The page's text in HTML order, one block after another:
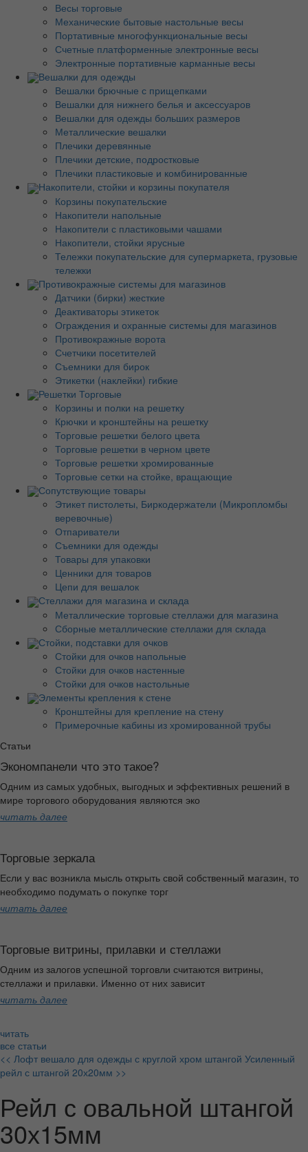
Весы торговые
Механические бытовые настольные весы
Портативные многофункциональные весы
Счетные платформенные электронные весы
Электронные портативные карманные весы
Вешалки для одежды
Вешалки брючные с прищепками
Вешалки для нижнего белья и аксессуаров
Вешалки для одежды больших размеров
Металлические вешалки
Плечики деревянные
Плечики детские, подростковые
Плечики пластиковые и комбинированные
Накопители, стойки и корзины покупателя
Корзины покупательские
Накопители напольные
Накопители с пластиковыми чашами
Накопители, стойки ярусные
Тележки покупательские для супермаркета, грузовые
тележки
Противокражные системы для магазинов
Датчики (бирки) жесткие
Деактиваторы этикеток
Ограждения и охранные системы для магазинов
Противокражные ворота
Счетчики посетителей
Съемники для бирок
Этикетки (наклейки) гибкие
Решетки Торговые
Корзины и полки на решетку
Крючки и кронштейны на решетку
Торговые решетки белого цвета
Торговые решетки в черном цвете
Торговые решетки хромированные
Торговые сетки на стойке, вращающие
Сопутствующие товары
Этикет пистолеты, Биркодержатели (Микропломбы
веревочные)
Отпариватели
Съемники для одежды
Товары для упаковки
Ценники для товаров
Цепи для вешалок
Стеллажи для магазина и склада
Металлические торговые стеллажи для магазина
Сборные металлические стеллажи для склада
Стойки, подставки для очков
Стойки для очков напольные
Стойки для очков настенные
Стойки для очков настольные
Элементы крепления к стене
Кронштейны для крепление на стену
Примерочные кабины из хромированной трубы
Статьи
Экономпанели что это такое?
Одним из самых удобных, выгодных и эффективных решений в
мире торгового оборудования являются эко
читать далее
Торговые зеркала
Если у вас возникла мысль открыть свой собственный магазин, то
необходимо подумать о покупке торг
читать далее
Торговые витрины, прилавки и стеллажи
Одним из залогов успешной торговли считаются витрины,
стеллажи и прилавки. Именно от них зависит
читать далее
читать
все статьи
<< Лофт вешало для одежды с круглой хром штангой Усиленный
рейл с штангой 20х20мм >>
Рейл с овальной штангой
30х15мм